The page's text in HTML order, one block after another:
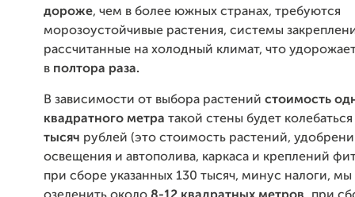
дороже, чем в более южных странах, требуются
морозоустойчивые растения, системы
рассчитанные на холодный климат, что
в полтора раза.
В зависимости от выбора растений стоимость
квадратного метра такой стены будет колебаться
тысяч рублей (это стоимость растений,
освещения и автополива, каркаса и креплений
при сборе указанных 130 тысяч, минус налоги,